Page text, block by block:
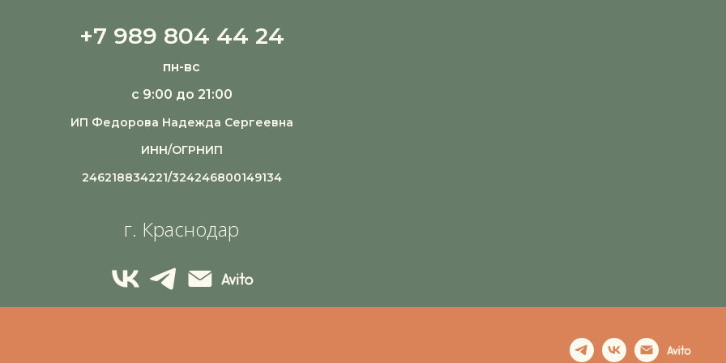
+7 989 804 44 24
пн-вс
с 9:00 до 21:00
ИП Федорова Надежда Сергеевна
ИНН/ОГРНИП
246218834221/324246800149134
г. Краснодар